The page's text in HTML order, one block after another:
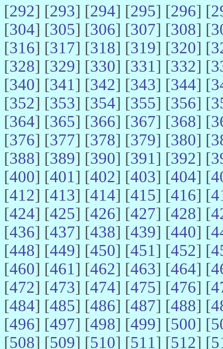
[292] [293] [294] [295] [296] [
[304] [305] [306] [307] [308] [
[316] [317] [318] [319] [320] [
[328] [329] [330] [331] [332] [
[340] [341] [342] [343] [344] [
[352] [353] [354] [355] [356] [
[364] [365] [366] [367] [368] [
[376] [377] [378] [379] [380] [
[388] [389] [390] [391] [392] [
[400] [401] [402] [403] [404] [
[412] [413] [414] [415] [416] [
[424] [425] [426] [427] [428] [
[436] [437] [438] [439] [440] [
[448] [449] [450] [451] [452] [
[460] [461] [462] [463] [464] [
[472] [473] [474] [475] [476] [
[484] [485] [486] [487] [488] [
[496] [497] [498] [499] [500] [
[508] [509] [510] [511] [512] [